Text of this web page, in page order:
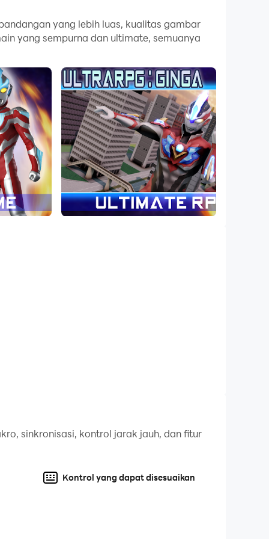
Anda.
gambar yang tajam untuk versi PC!
Biarkan kamu menjadi pahlawan ultraman
dan mereka akan membuatmu lebih sulit
depan yang tidak diketahui yang
kekalahan Dark Lugiel dan pencabutan
menggunakan Victorium curian untuk
dan mengalahkan musuh dengan
yang lebih luas, kualitas gambar
yang sempurna dan ultimate, semuanya
sinkronisasi, kontrol jarak jauh, dan fitur
Kontrol yang dapat disesuaikan